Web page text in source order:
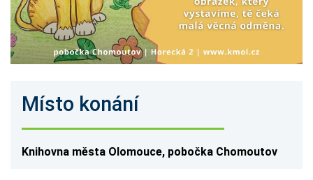
Místo konání
Knihovna města Olomouce, pobočka Chomoutov